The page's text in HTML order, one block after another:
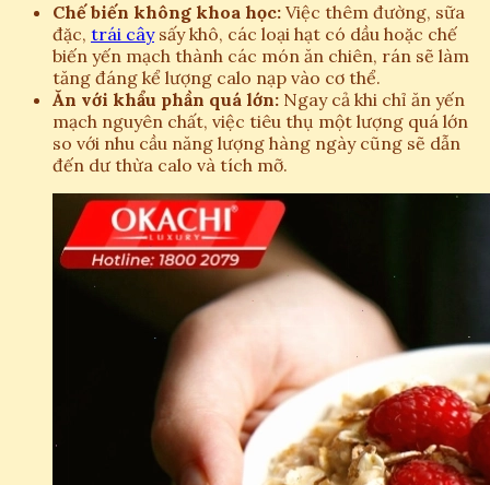
Chế biến không khoa học: Việc thêm đường, sữa
đặc, trái câysấy khô, các loại hạt có dầu hoặc chế
biến yến mạch thành các món ăn chiên, rán sẽ làm
tăng đáng kể lượng calo nạp vào cơ thể.
Ăn với khẩu phần quá lớn: Ngay cả khi chỉ ăn yến
mạch nguyên chất, việc tiêu thụ một lượng quá lớn
so với nhu cầu năng lượng hàng ngày cũng sẽ dẫn
đến dư thừa calo và tích mỡ.